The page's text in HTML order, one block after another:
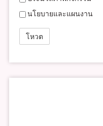
นโยบายและแผนงาน